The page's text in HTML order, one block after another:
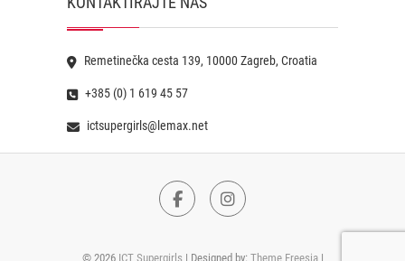
Remetinečka cesta 139, 10000 Zagreb, Croatia
+385 (0) 1 619 45 57
ictsupergirls@lemax.net
FacebookInstagram
© 2026 ICT Supergirls | Designed by: Theme Freesia|